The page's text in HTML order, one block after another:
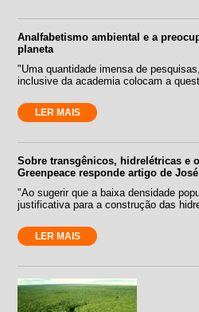
Analfabetismo ambiental e a
planeta
"Uma quantidade imensa de
inclusive da academia colocam a
LER MAIS
Sobre transgênicos, hidrelétricas e
Greenpeace responde artigo de
"Ao sugerir que a baixa densidade
justificativa para a construção das
LER MAIS